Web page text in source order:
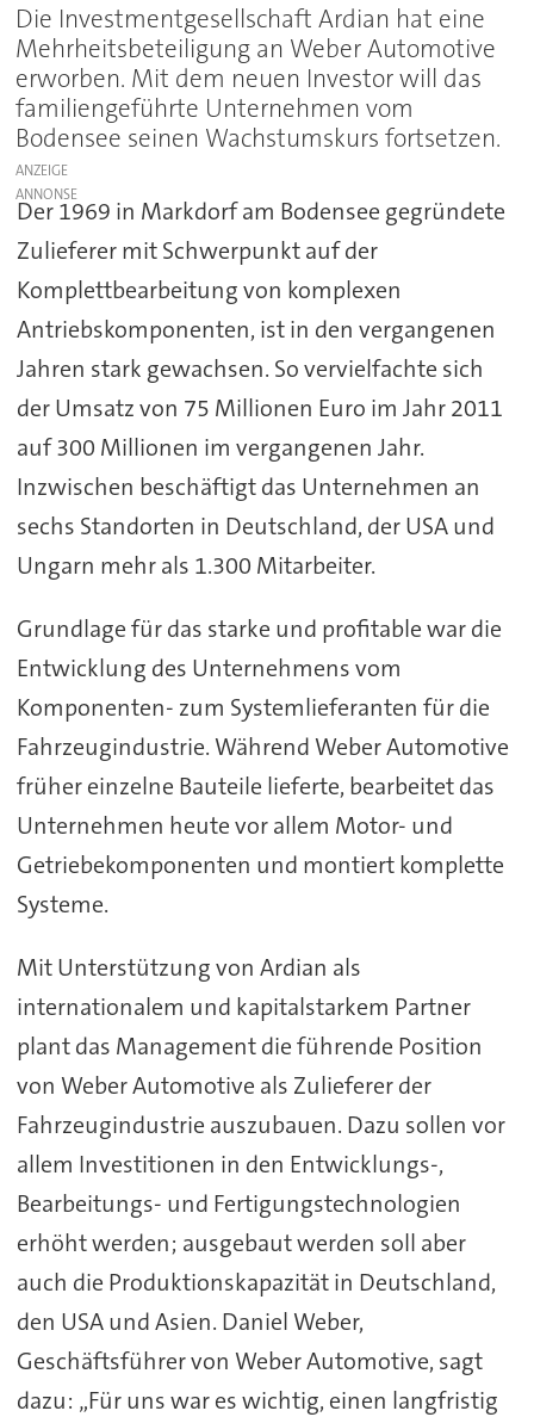
Die Investmentgesellschaft Ardian hat eine
Mehrheitsbeteiligung an Weber Automotive
erworben. Mit dem neuen Investor will das
familiengeführte Unternehmen vom
Bodensee seinen Wachstumskurs fortsetzen.
ANZEIGE
Der 1969 in Markdorf am Bodensee gegründete
Zulieferer mit Schwerpunkt auf der
Komplettbearbeitung von komplexen
Antriebskomponenten, ist in den vergangenen
Jahren stark gewachsen. So vervielfachte sich
der Umsatz von 75 Millionen Euro im Jahr 2011
auf 300 Millionen im vergangenen Jahr.
Inzwischen beschäftigt das Unternehmen an
sechs Standorten in Deutschland, der USA und
Ungarn mehr als 1.300 Mitarbeiter.
Grundlage für das starke und profitable war die
Entwicklung des Unternehmens vom
Komponenten- zum Systemlieferanten für die
Fahrzeugindustrie. Während Weber Automotive
früher einzelne Bauteile lieferte, bearbeitet das
Unternehmen heute vor allem Motor- und
Getriebekomponenten und montiert komplette
Systeme.
Mit Unterstützung von Ardian als
internationalem und kapitalstarkem Partner
plant das Management die führende Position
von Weber Automotive als Zulieferer der
Fahrzeugindustrie auszubauen. Dazu sollen vor
allem Investitionen in den Entwicklungs-,
Bearbeitungs- und Fertigungstechnologien
erhöht werden; ausgebaut werden soll aber
auch die Produktionskapazität in Deutschland,
den USA und Asien. Daniel Weber,
Geschäftsführer von Weber Automotive, sagt
dazu: „Für uns war es wichtig, einen langfristig